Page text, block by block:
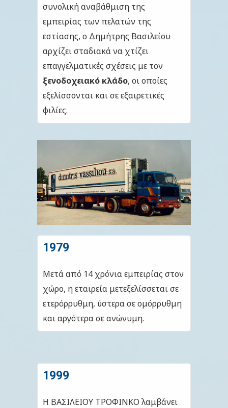
συνολική αναβάθμιση της
εμπειρίας των πελατών της
εστίασης, ο Δημήτρης Βασιλείου
αρχίζει σταδιακά να χτίζει
επαγγελματικές σχέσεις με τον
ξενοδοχειακό κλάδο, οι οποίες
εξελίσσονται και σε εξαιρετικές
φιλίες.
1979
Μετά από 14 χρόνια εμπειρίας στον
χώρο, η εταιρεία μετεξελίσσεται σε
ετερόρρυθμη, ύστερα σε ομόρρυθμη
και αργότερα σε ανώνυμη.
1999
Η ΒΑΣΙΛΕΙΟΥ ΤΡΟΦΙΝΚΟ λαμβάνει